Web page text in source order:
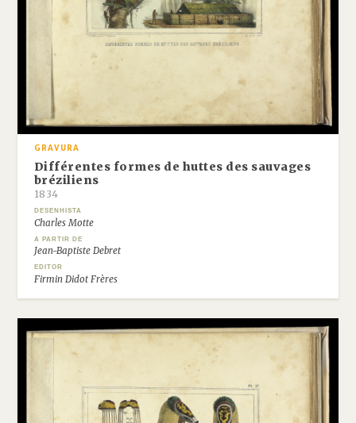
GRAVURA
Différentes formes de huttes des sauvages
bréziliens
1834
DESENHISTA
Charles Motte
A PARTIR DE
Jean-Baptiste Debret
EDITOR
Firmin Didot Frères